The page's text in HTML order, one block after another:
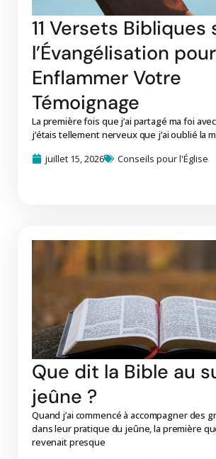
11 Versets Bibliques
l’Évangélisation pour
Enflammer Votre
Témoignage
La première fois que j’ai partagé ma foi
j’étais tellement nerveux que j’ai oublié la
juillet 15, 2026
Conseils pour l'Église
Que dit la Bible au
jeûne ?
Quand j’ai commencé à accompagner des
dans leur pratique du jeûne, la première
revenait presque